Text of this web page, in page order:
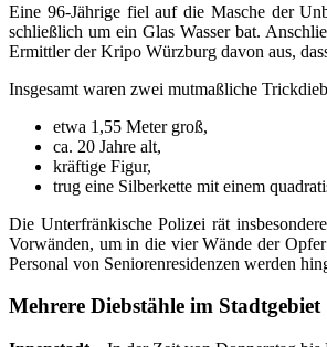
Eine 96-Jährige fiel auf die Masche der
schließlich um ein Glas Wasser bat.
Ermittler der Kripo Würzburg davon aus,
Insgesamt waren zwei mutmaßliche
etwa 1,55 Meter groß,
ca. 20 Jahre alt,
kräftige Figur,
trug eine Silberkette mit einem
Die Unterfränkische Polizei rät
Vorwänden, um in die vier Wände der Opfer
Personal von Seniorenresidenzen werden
Mehrere Diebstähle im Stadtgebiet